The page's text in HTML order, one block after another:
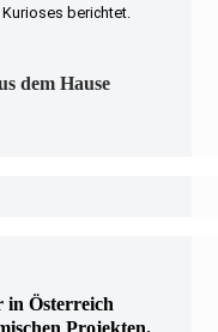
berichtet.
dem Hause
in Österreich
Projekten.